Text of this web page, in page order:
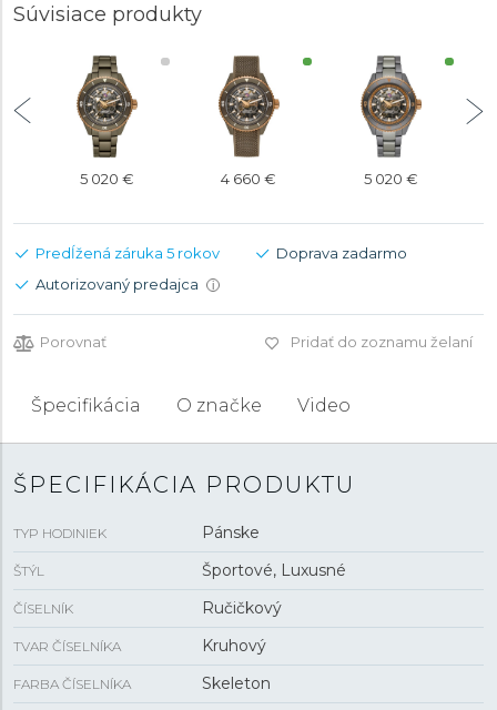
Súvisiace produkty
5 020 € 4 660 € 5 020 €
Predĺžená záruka 5 rokov
Doprava zadarmo
Autorizovaný predajca
i
Porovnať Pridať do zoznamu želaní
Špecifikácia O značke Video
ŠPECIFIKÁCIA PRODUKTU
TYP HODINIEK Pánske
ŠTÝL Športové, Luxusné
ČÍSELNÍK Ručičkový
TVAR ČÍSELNÍKA Kruhový
FARBA ČÍSELNÍKA Skeleton